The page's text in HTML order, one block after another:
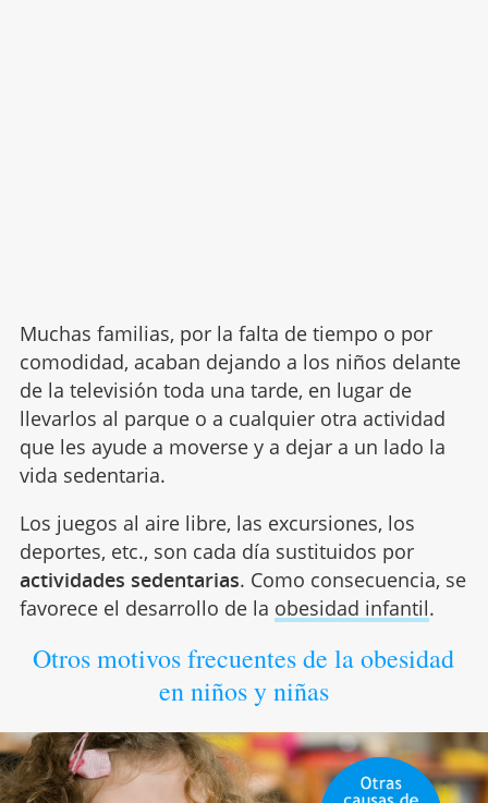
Muchas familias, por la falta de tiempo o por
comodidad, acaban dejando a los niños delante
de la televisión toda una tarde, en lugar de
llevarlos al parque o a cualquier otra actividad
que les ayude a moverse y a dejar a un lado la
vida sedentaria.
Los juegos al aire libre, las excursiones, los
deportes, etc., son cada día sustituidos por
actividades sedentarias. Como consecuencia, se
favorece el desarrollo de la obesidad infantil.
Otros motivos frecuentes de la obesidad
en niños y niñas